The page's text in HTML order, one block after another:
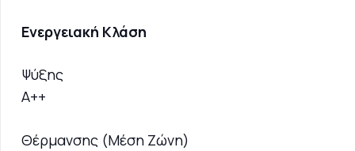
Ενεργειακή Κλάση
Ψύξης
A++
Θέρμανσης (Μέση Ζώνη)